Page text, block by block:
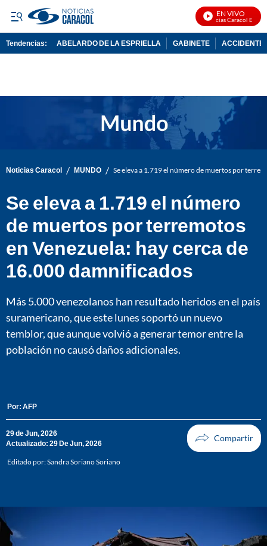
EN VIVO
Noticias Caracol En Vivo
Tendencias: ABELARDO DE LA ESPRIELLA GABINETE ACCIDENTE
Noticias Caracol / MUNDO / Se eleva a 1.719 el número de muertos por
Se eleva a 1.719 el número
de muertos por terremotos
en Venezuela: hay cerca de
16.000 damnificados
Más 5.000 venezolanos han resultado heridos en el país
suramericano, que este lunes soportó un nuevo
temblor, que aunque volvió a generar temor entre la
población no causó daños adicionales.
Por: AFP
29 de Jun, 2026
Actualizado: 29 De Jun, 2026
Editado por:Sandra Soriano Soriano